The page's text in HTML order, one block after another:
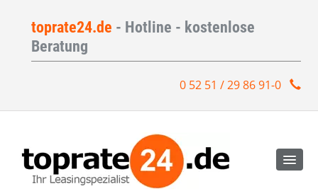
toprate24.de - Hotline - kostenlose
Beratung
0 52 51 / 29 86 91-0